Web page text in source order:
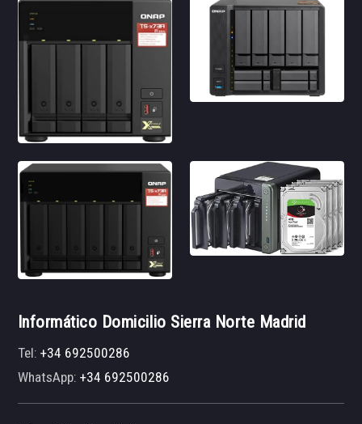
Informático Domicilio Sierra Norte Madrid
Tel:+34 692500286
WhatsApp:+34 692500286